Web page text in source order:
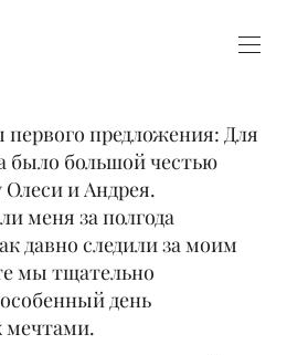
предложения: Для
было большой честью
Олеси и Андрея.
меня за полгода
давно следили за моим
мы тщательно
день
мечтами.